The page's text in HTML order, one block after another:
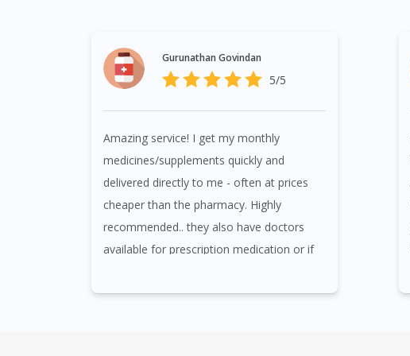
Gurunathan Govindan
5/5
Amazing service! I get my monthly
medicines/supplements quickly and
delivered directly to me - often at prices
cheaper than the pharmacy. Highly
recommended.. they also have doctors
available for prescription medication or if
quickly and efficiently answer from the